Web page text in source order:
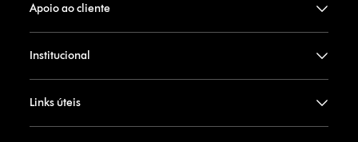
Apoio ao cliente
Institucional
Links úteis